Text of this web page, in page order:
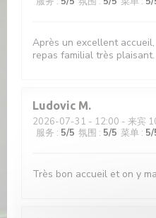
Après un excellent
repas familial très plaisant.
Ludovic M
2026-07-31 - 12:00 - 来宾
服务 : 5/5 氛围 : 5/5 菜单 : 5/
Très bon accueil et on y